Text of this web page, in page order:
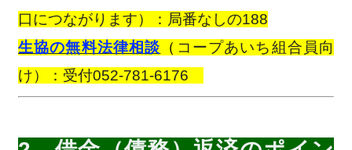
口につながります）：局番なしの188
生協の無料法律相談 （ コープあいち組合員向
け）：受付052-781-6176